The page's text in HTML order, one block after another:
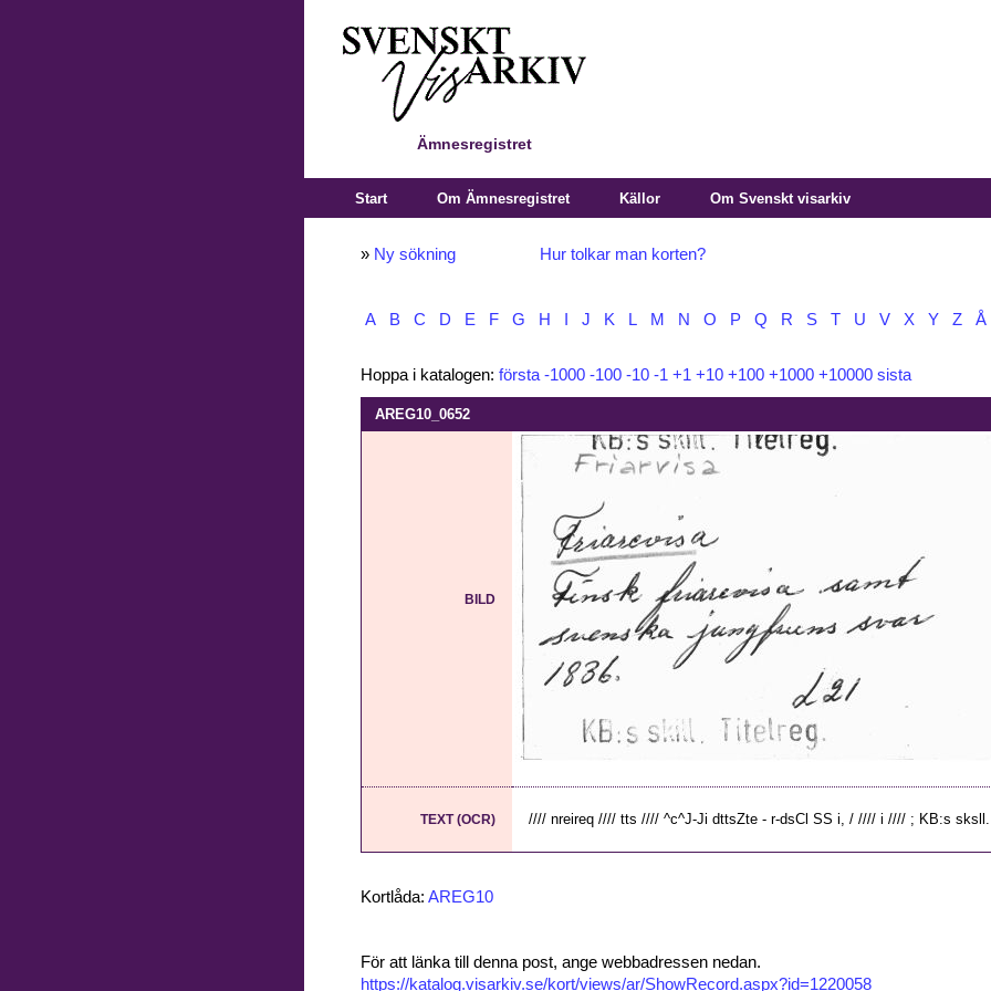
Ämnesregistret
Start Om Ämnesregistret Källor Om Svenskt visarkiv
» Ny sökning Hur tolkar man korten?
A B C D E F G H J K L M N O P Q R S T U V X Y Z Å
Hoppa i katalogen: första -1000 -100 -10 -1 +1 +10 +100 +1000 +10000 sista
AREG10_0652
BILD
TEXT (OCR) //// nreireq //// tts //// ^c^J-Ji dttsZte - r-dsCl SS i, / //// i //// ; KB:s
Kortlåda: AREG10
För att länka till denna post, ange webbadressen nedan.
https://katalog.visarkiv.se/kort/views/ar/ShowRecord.aspx?id=1220058